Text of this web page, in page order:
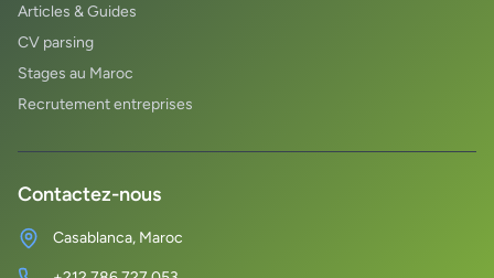
Articles & Guides
CV parsing
Stages au Maroc
Recrutement entreprises
Contactez-nous
Casablanca, Maroc